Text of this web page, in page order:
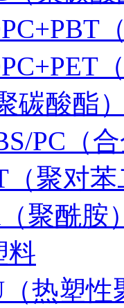
碳酸酯
PC（
（聚对
聚酰胺
料
（热塑